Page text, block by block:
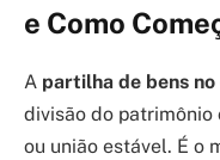
e Como
A partilha de bens
divisão do
ou união estável. É o